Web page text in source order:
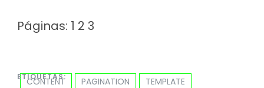
Páginas: 1 2 3
ETIQUETAS:
CONTENT PAGINATION TEMPLATE